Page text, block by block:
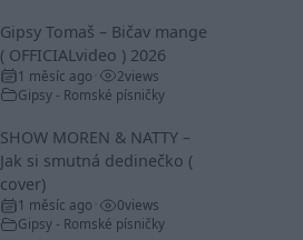
Gipsy Tomaš – Bičav mange
( OFFICIALvideo ) 2026
1 měsíc ago 2views
Gipsy - Romské písničky
SHOW MOREN & NATTY –
Jak si smutná dedinečko (
cover)
1 měsíc ago 0views
Gipsy - Romské písničky